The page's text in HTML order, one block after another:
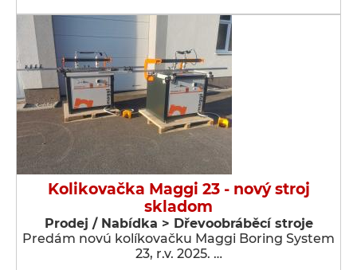
Kolikovačka Maggi 23 - nový stroj
skladom
Prodej / Nabídka > Dřevoobráběcí stroje
Predám novú kolíkovačku Maggi Boring System
23, r.v. 2025. …